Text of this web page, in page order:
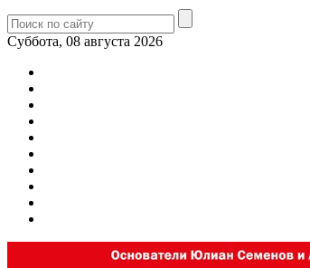
Суббота, 08 августа 2026